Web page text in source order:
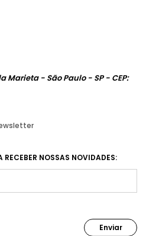
Marieta - São Paulo - SP - CEP:
NOSSAS NOVIDADES:
Enviar